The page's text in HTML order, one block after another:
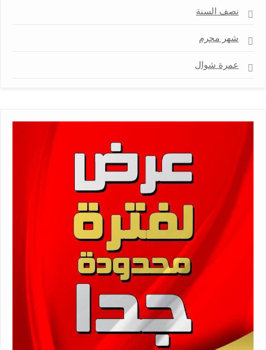
نصف السنة
شهر محرم
عمرة شوال